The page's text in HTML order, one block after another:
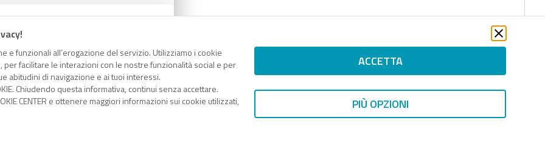
e funzionali all’erogazione del servizio. Utilizziamo i cookie
facilitare le interazioni con le nostre funzionalità social e per
abitudini di navigazione e ai tuoi interessi.
Chiudendo questa informativa, continui senza accettare.
CENTER e ottenere maggiori informazioni sui cookie utilizzati,
ACCETTA
PIÙ OPZIONI